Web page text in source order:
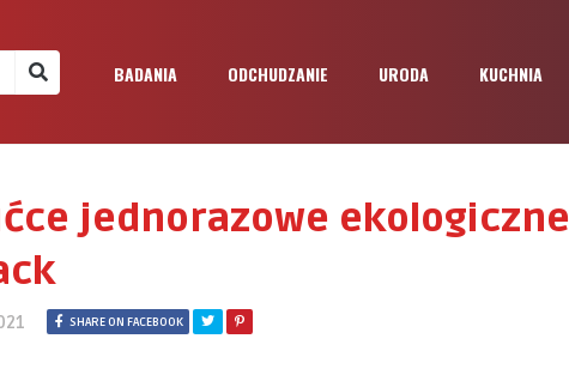
BADANIA ODCHUDZANIE URODA KUCHNIA
jednorazowe ekologiczne
SHARE ON FACEBOOK